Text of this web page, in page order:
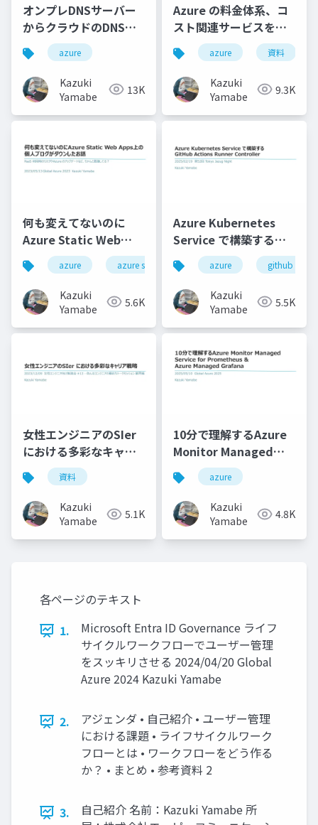
オンプレDNSサーバー
からクラウドのDNSサ
ービスへAzureのDNS
サービスをうまく活用
しよう
azure
Kazuki
Yamabe
13K
Azure の料金体系、コ
スト関連サービスを学
ぼう
azure 資料
Kazuki
Yamabe
9.3K
何も変えてないのに
Azure Static Web
Apps上の個人ブログが
ダウンしたお話
azure azure static web apps
Kazuki
Yamabe
5.6K
Azure Kubernetes
Service で構築する
GitHub Actions
Runner Controller
azure github
Kazuki
Yamabe
5.5K
女性エンジニアのSIer
における多彩なキャリ
ア戦略資料
Kazuki
Yamabe
5.1K
10分で理解するAzure
Monitor Managed
Service for
Prometheus & Azure
Managed Grafana
azure
Kazuki
Yamabe
4.8K
各ページのテキスト
1.
Microsoft Entra ID Governance ライフ
サイクルワークフローでユーザー管理
をスッキリさせる 2024/04/20 Global
Azure 2024 Kazuki Yamabe
2.
アジェンダ • 自己紹介 • ユーザー管理
における課題 • ライフサイクルワーク
フローとは • ワークフローをどう作る
か？ • まとめ • 参考資料 2
3.
自己紹介 名前：Kazuki Yamabe 所